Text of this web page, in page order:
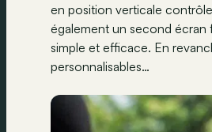
en position verticale
également un second écran
simple et efficace. En
personnalisables…